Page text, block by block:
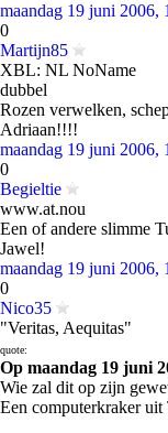
maandag 19 juni 2006,
0
Martijn85
XBL: NL NoName
dubbel
Rozen verwelken,
Adriaan!!!!
maandag 19 juni 2006,
0
Begieltie
www.at.nou
Een of andere slimme
Jawel!
maandag 19 juni 2006,
0
Nico35
"Veritas, Aequitas"
quote:
Op maandag 19 juni
Wie zal dit op zijn
Een computerkraker